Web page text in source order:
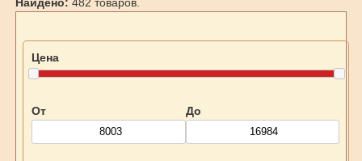
Цена
От До